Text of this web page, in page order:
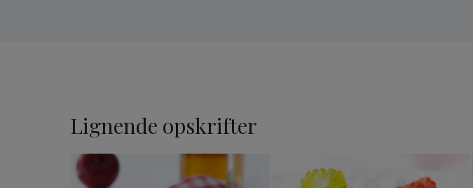
Lignende opskrifter
Havens frugter tærte med blommer